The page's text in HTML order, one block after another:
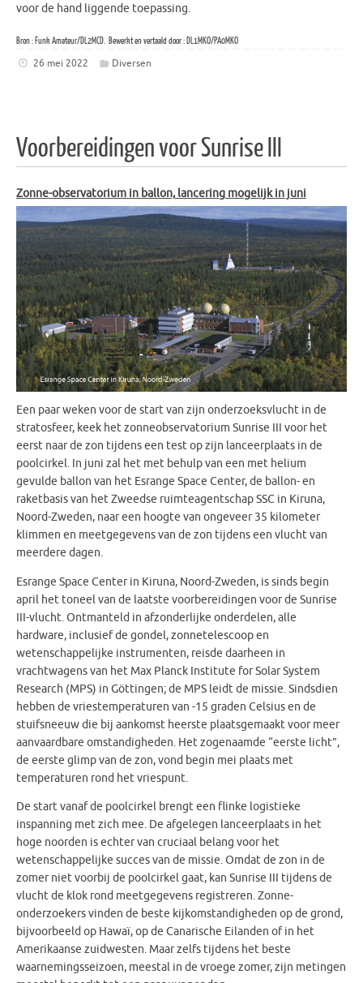
voor de hand liggende toepassing.
Bron : Funk Amateur/DL2MCD. Bewerkt en vertaald door : DL1MKO/PA0MKO
26 mei 2022 Diversen
Voorbereidingen voor Sunrise III
Zonne-observatorium in ballon, lancering mogelijk in juni
Een paar weken voor de start van zijn onderzoeksvlucht in de
stratosfeer, keek het zonneobservatorium Sunrise III voor het
eerst naar de zon tijdens een test op zijn lanceerplaats in de
poolcirkel. In juni zal het met behulp van een met helium
gevulde ballon van het Esrange Space Center, de ballon- en
raketbasis van het Zweedse ruimteagentschap SSC in Kiruna,
Noord-Zweden, naar een hoogte van ongeveer 35 kilometer
klimmen en meetgegevens van de zon tijdens een vlucht van
meerdere dagen.
Esrange Space Center in Kiruna, Noord-Zweden, is sinds begin
april het toneel van de laatste voorbereidingen voor de Sunrise
III-vlucht. Ontmanteld in afzonderlijke onderdelen, alle
hardware, inclusief de gondel, zonnetelescoop en
wetenschappelijke instrumenten, reisde daarheen in
vrachtwagens van het Max Planck Institute for Solar System
Research (MPS) in Göttingen; de MPS leidt de missie. Sindsdien
hebben de vriestemperaturen van -15 graden Celsius en de
stuifsneeuw die bij aankomst heerste plaatsgemaakt voor meer
aanvaardbare omstandigheden. Het zogenaamde “eerste licht”,
de eerste glimp van de zon, vond begin mei plaats met
temperaturen rond het vriespunt.
De start vanaf de poolcirkel brengt een flinke logistieke
inspanning met zich mee. De afgelegen lanceerplaats in het
hoge noorden is echter van cruciaal belang voor het
wetenschappelijke succes van de missie. Omdat de zon in de
zomer niet voorbij de poolcirkel gaat, kan Sunrise III tijdens de
vlucht de klok rond meetgegevens registreren. Zonne-
onderzoekers vinden de beste kijkomstandigheden op de grond,
bijvoorbeeld op Hawaï, op de Canarische Eilanden of in het
Amerikaanse zuidwesten. Maar zelfs tijdens het beste
waarnemingsseizoen, meestal in de vroege zomer, zijn metingen